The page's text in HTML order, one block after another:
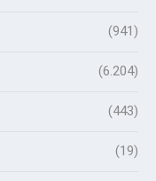
(941)
(6.204)
(443)
(19)